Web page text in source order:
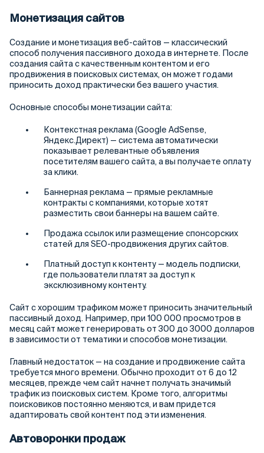
Монетизация сайтов
Создание и монетизация веб-сайтов — классический
способ получения пассивного дохода в интернете. После
создания сайта с качественным контентом и его
продвижения в поисковых системах, он может годами
приносить доход практически без вашего участия.
Основные способы монетизации сайта:
Контекстная реклама (Google AdSense,
Яндекс.Директ) — система автоматически
показывает релевантные объявления
посетителям вашего сайта, а вы получаете оплату
за клики.
Баннерная реклама — прямые рекламные
контракты с компаниями, которые хотят
разместить свои баннеры на вашем сайте.
Продажа ссылок или размещение спонсорских
статей для SEO-продвижения других сайтов.
Платный доступ к контенту — модель подписки,
где пользователи платят за доступ к
эксклюзивному контенту.
Сайт с хорошим трафиком может приносить значительный
пассивный доход. Например, при 100 000 просмотров в
месяц сайт может генерировать от 300 до 3000 долларов
в зависимости от тематики и способов монетизации.
Главный недостаток — на создание и продвижение сайта
требуется много времени. Обычно проходит от 6 до 12
месяцев, прежде чем сайт начнет получать значимый
трафик из поисковых систем. Кроме того, алгоритмы
поисковиков постоянно меняются, и вам придется
адаптировать свой контент под эти изменения.
Автоворонки продаж